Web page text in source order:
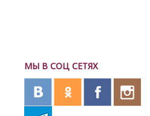
МЫ В СОЦ СЕТЯХ